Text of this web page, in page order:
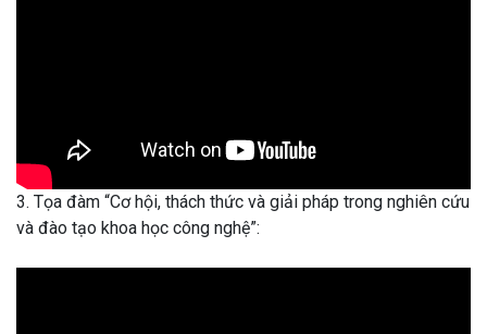
3. Tọa đàm “Cơ hội, thách thức và giải pháp trong nghiên cứu
và đào tạo khoa học công nghệ”: